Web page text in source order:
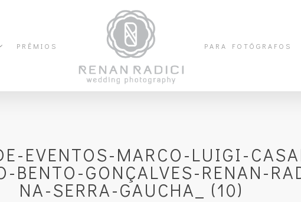
PRÊMIOS PARA FOTÓGRAFOS
EVENTOS-MARCO-LUIGI-
BENTO-GONÇALVES-RENAN-
NA-SERRA-GAUCHA_ (10)